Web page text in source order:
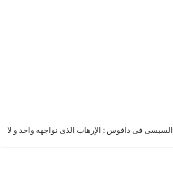
‏السيسى‬ فى دافوس : الإرهاب الذى نواجهه واحد و لا